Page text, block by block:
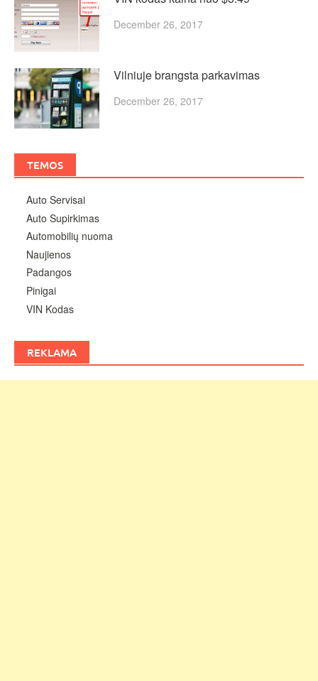
December 26, 2017
Vilniuje brangsta parkavimas
December 26, 2017
TEMOS
Auto Servisai
Auto Supirkimas
Automobilių nuoma
Naujienos
Padangos
Pinigai
VIN Kodas
REKLAMA